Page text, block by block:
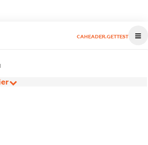
CAHEADER.GETTEST